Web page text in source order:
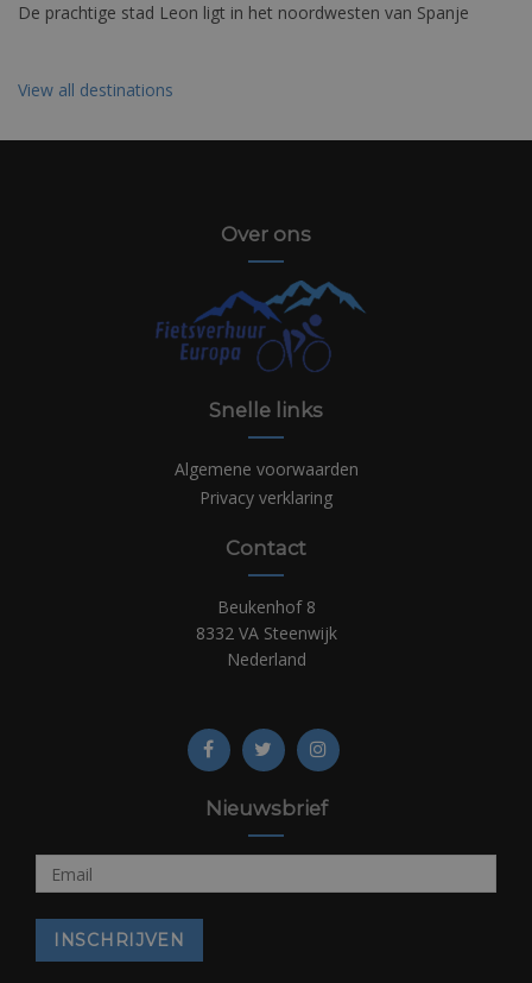
De prachtige stad Leon ligt in het noordwesten van Spanje
View all destinations
Over ons
Snelle links
Algemene voorwaarden
Privacy verklaring
Contact
Beukenhof 8
8332 VA Steenwijk
Nederland
Nieuwsbrief